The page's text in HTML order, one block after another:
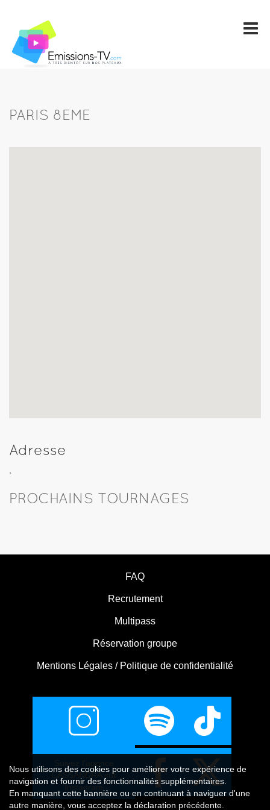
PARIS 8EME
Adresse
PROCHAINS TOURNAGES
FAQ
Recrutement
Multipass
Réservation groupe
Mentions Légales / Politique de confidentialité
Suivez l'agence
CASSANDRA sur
Instagram
Nous utilisons des cookies pour améliorer votre expérience de
navigation et fournir des fonctionnalités supplémentaires.
En manquant cette bannière ou en continuant à naviguer d'une
autre manière, vous acceptez la déclaration précédente.